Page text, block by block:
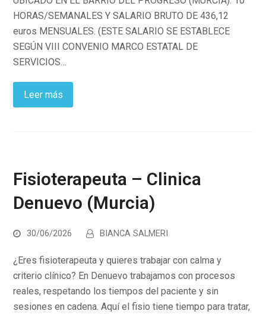
HORAS/SEMANALES Y SALARIO BRUTO DE 436,12
euros MENSUALES. (ESTE SALARIO SE ESTABLECE
SEGÚN VIII CONVENIO MARCO ESTATAL DE
SERVICIOS…
Leer más
Fisioterapeuta – Clinica
Denuevo (Murcia)
30/06/2026 BIANCA SALMERI
¿Eres fisioterapeuta y quieres trabajar con calma y
criterio clínico? En Denuevo trabajamos con procesos
reales, respetando los tiempos del paciente y sin
sesiones en cadena. Aquí el fisio tiene tiempo para tratar,